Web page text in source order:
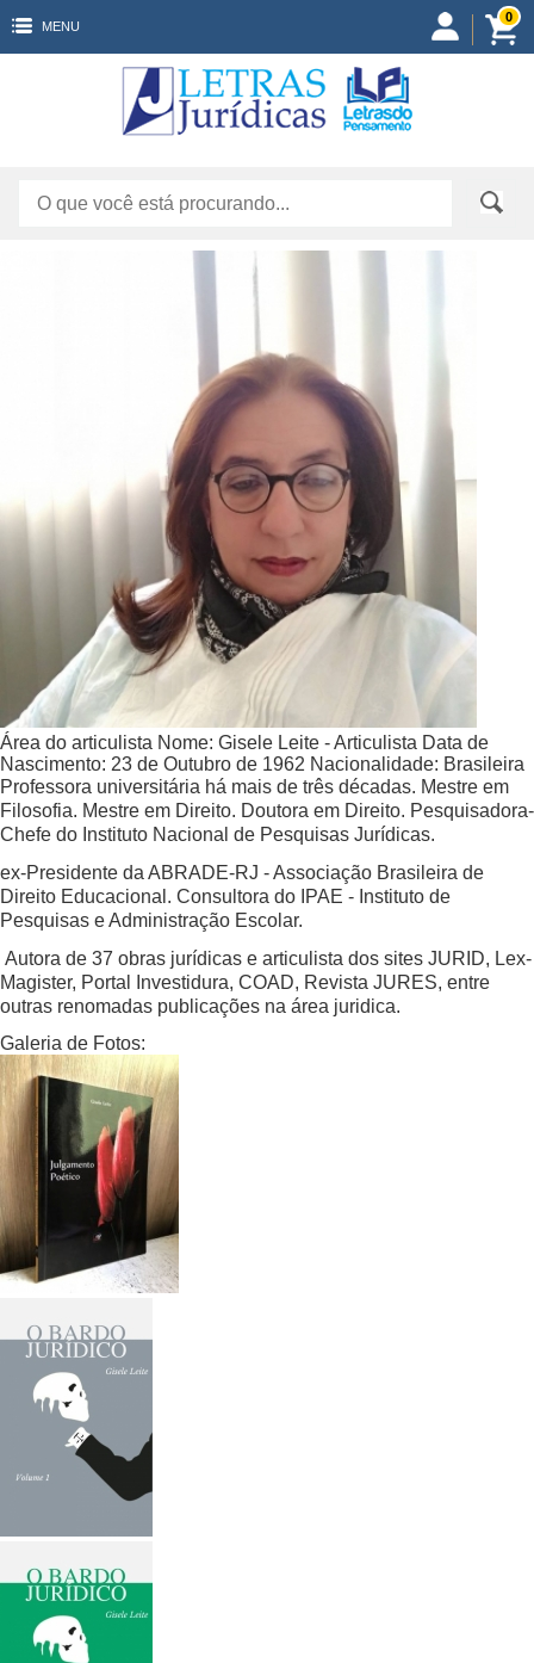
MENU
0
Área do articulista Nome: Gisele Leite - Articulista Data de
Nascimento: 23 de Outubro de 1962 Nacionalidade: Brasileira
Professora universitária há mais de três décadas. Mestre em
Filosofia. Mestre em Direito. Doutora em Direito. Pesquisadora-
Chefe do Instituto Nacional de Pesquisas Jurídicas.
ex-Presidente da ABRADE-RJ - Associação Brasileira de
Direito Educacional. Consultora do IPAE - Instituto de
Pesquisas e Administração Escolar.
Autora de 37 obras jurídicas e articulista dos sites JURID, Lex-
Magister, Portal Investidura, COAD, Revista JURES, entre
outras renomadas publicações na área juridica.
Galeria de Fotos: